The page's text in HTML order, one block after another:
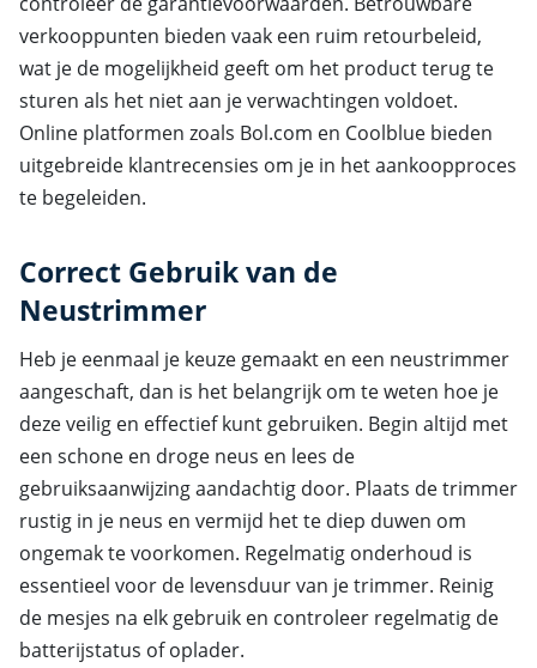
verkooppunten bieden vaak een ruim retourbeleid,
wat je de mogelijkheid geeft om het product terug te
sturen als het niet aan je verwachtingen voldoet.
Online platformen zoals Bol.com en Coolblue bieden
uitgebreide klantrecensies om je in het aankoopproces
te begeleiden.
Correct Gebruik van de
Neustrimmer
Heb je eenmaal je keuze gemaakt en een neustrimmer
aangeschaft, dan is het belangrijk om te weten hoe je
deze veilig en effectief kunt gebruiken. Begin altijd met
een schone en droge neus en lees de
gebruiksaanwijzing aandachtig door. Plaats de trimmer
rustig in je neus en vermijd het te diep duwen om
ongemak te voorkomen. Regelmatig onderhoud is
essentieel voor de levensduur van je trimmer. Reinig
de mesjes na elk gebruik en controleer regelmatig de
batterijstatus of oplader.